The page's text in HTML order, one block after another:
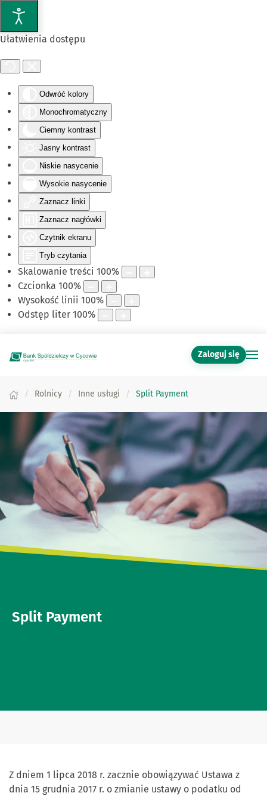
Ułatwienia dostępu
Odwróć kolory
Monochromatyczny
Ciemny kontrast
Jasny kontrast
Niskie nasycenie
Wysokie nasycenie
Zaznacz linki
Zaznacz nagłówki
Czytnik ekranu
Tryb czytania
Skalowanie treści 100%
Czcionka 100%
Wysokość linii 100%
Odstęp liter 100%
Przejdź do głównej treści
Zaloguj się
Rolnicy Inne usługi Split Payment
Split Payment
Z dniem 1 lipca 2018 r. zacznie obowiązywać Ustawa z
dnia 15 grudnia 2017 r. o zmianie ustawy o podatku od